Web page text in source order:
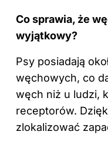
Co sprawia, że
wyjątkowy?
Psy posiadają
węchowych, co
węch niż u ludzi,
receptorów.
zlokalizować